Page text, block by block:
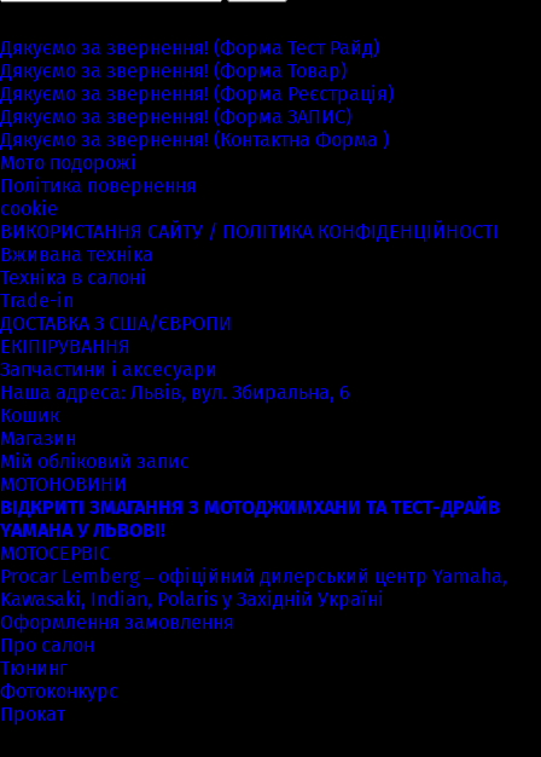
Дякуємо за звернення! (Форма Тест Райд)
Дякуємо за звернення! (Форма Товар)
Дякуємо за звернення! (Форма Реєстрація)
Дякуємо за звернення! (Форма ЗАПИС)
Дякуємо за звернення! (Контактна Форма )
Мото подорожі
Політика повернення
cookie
ВИКОРИСТАННЯ САЙТУ / ПОЛІТИКА КОНФІДЕНЦІЙНОСТІ
Вживана техніка
Техніка в салоні
Trade-in
ДОСТАВКА З США/ЄВРОПИ
ЕКІПІРУВАННЯ
Запчастини і аксесуари
Наша адреса: Львів, вул. Збиральна, 6
Кошик
Магазин
Мій обліковий запис
МОТОНОВИНИ
ВІДКРИТІ ЗМАГАННЯ З МОТОДЖИМХАНИ ТА ТЕСТ-ДРАЙВ
YAMAHA У ЛЬВОВІ!
МОТОСЕРВІС
Procar Lemberg – офіційний дилерський центр Yamaha,
Kawasaki, Indian, Polaris у Західній Україні
Оформлення замовлення
Про салон
Тюнинг
Фотоконкурс
Прокат